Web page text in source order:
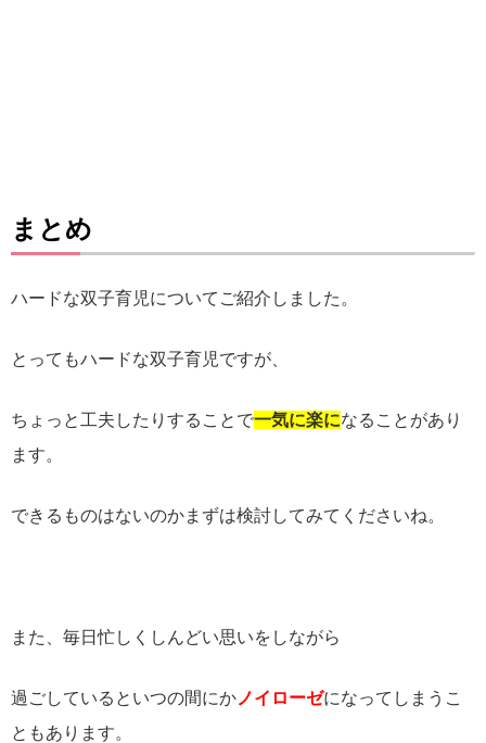
まとめ
ハードな双子育児についてご紹介しました。
とってもハードな双子育児ですが、
ちょっと工夫したりすることで一気に楽になることがあり
ます。
できるものはないのかまずは検討してみてくださいね。
また、毎日忙しくしんどい思いをしながら
過ごしているといつの間にか ノイローゼになってしまうこ
ともあります。